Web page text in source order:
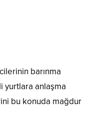
barınma
yurtlara anlaşma
bu konuda mağdur